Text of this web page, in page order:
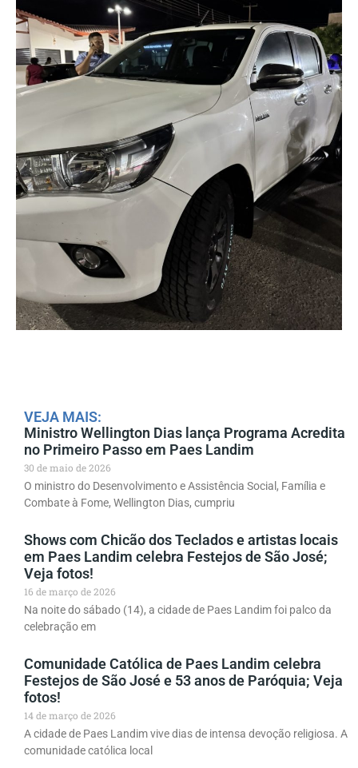
VEJA MAIS:
Ministro Wellington Dias lança Programa Acredita
no Primeiro Passo em Paes Landim
30 de maio de 2026
O ministro do Desenvolvimento e Assistência Social, Família e
Combate à Fome, Wellington Dias, cumpriu
Shows com Chicão dos Teclados e artistas locais
em Paes Landim celebra Festejos de São José;
Veja fotos!
16 de março de 2026
Na noite do sábado (14), a cidade de Paes Landim foi palco da
celebração em
Comunidade Católica de Paes Landim celebra
Festejos de São José e 53 anos de Paróquia; Veja
fotos!
14 de março de 2026
A cidade de Paes Landim vive dias de intensa devoção religiosa. A
comunidade católica local